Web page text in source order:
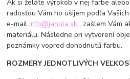
Ak si želáte výrokob v nej farbe
radosťou Vám ho ušijem podľa
e-mail info@janula.sk , zašlem Vám
materiálu. Následne pri vytvorení
poznámky vopred dohodnutú farbu.
ROZMERY JEDNOTLIVÝCH